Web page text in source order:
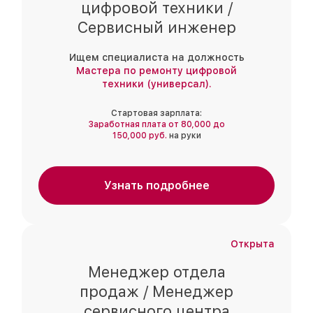
цифровой техники /
Сервисный инженер
Ищем специалиста на должность
Мастера по ремонту цифровой
техники (универсал).
Стартовая зарплата:
Заработная плата от 80,000 до
150,000 руб. на руки
Узнать подробнее
Открыта
Менеджер отдела
продаж / Менеджер